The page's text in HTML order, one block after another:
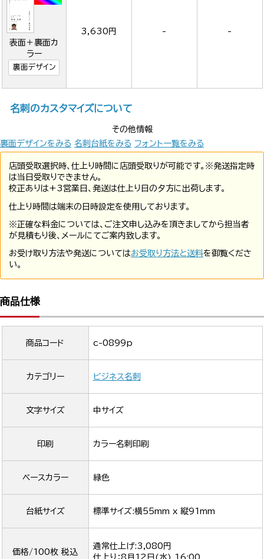
表面＋裏面カ
ラー
裏面デザイン
3,630円 - -
名刺のカスタマイズについて
その他情報
裏面デザインをみる 名刺台紙をみる フォント一覧をみる
店頭受取選択時、仕上り時間に店頭受取りが可能です。※発送指定時
は当日受取りできません。
校正ありは+3営業日、発送は仕上り日の夕方に出荷します。
仕上り時間は端末の日時設定を使用しております。
※正確な料金については、ご注文申し込みを頂きましてから担当者
が見積もり後、メールにてご案内致します。
お受け取り方法や発送についてはお受取り方法と送料を御覧くださ
い。
商品仕様
商品コード c-0899p
カテゴリー ビジネス名刺
文字サイズ 中サイズ
印刷 カラー名刺印刷
ベースカラー 緑色
台紙サイズ 標準サイズ:横55mm x 縦91mm
価格/100枚 税込
通常仕上げ:3,080円
仕上り：8月12日(水) 16:00